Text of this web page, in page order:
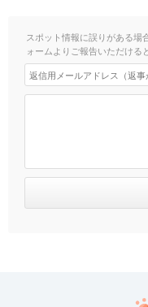
スポット情報に誤りがある場
ォームよりご報告いただける